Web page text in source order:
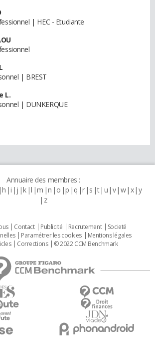
| HEC - Etudiante
| BREST
L.
| DUNKERQUE
Annuaire des membres :
h i j k l m n o p q r s t u v w x y
z
Contact Publicité Recrutement
Societé
Paramétrer les cookies
Mentions légales
Corrections © 2022 CCM Benchmark